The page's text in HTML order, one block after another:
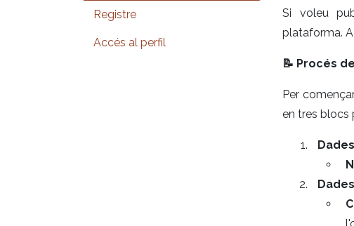
Registre
Accés al perfil
Si voleu
plataforma.
📝 Procés
Per
en tres blocs